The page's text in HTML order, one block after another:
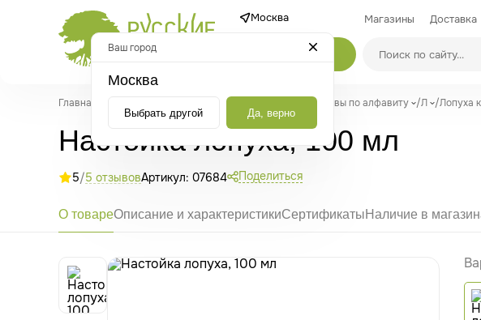
Москва Магазины Доставка
Производители
Каталог
Главная Травы и растительные средства / Травы по алфавиту /Л /Лопуха
Настойка лопуха, 100 мл
5/5 отзывовАртикул: 07684 Поделиться
О товареОписание и характеристикиСертификатыНаличие в
Ваш город
Москва
Выбрать другой Да, верно